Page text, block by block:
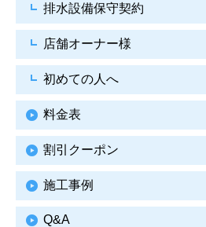
排水設備保守契約
店舗オーナー様
初めての人へ
料金表
割引クーポン
施工事例
Q&A